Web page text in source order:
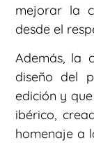
mejorar la
desde el
Además, la
diseño del
edición y
ibérico,
homenaje a